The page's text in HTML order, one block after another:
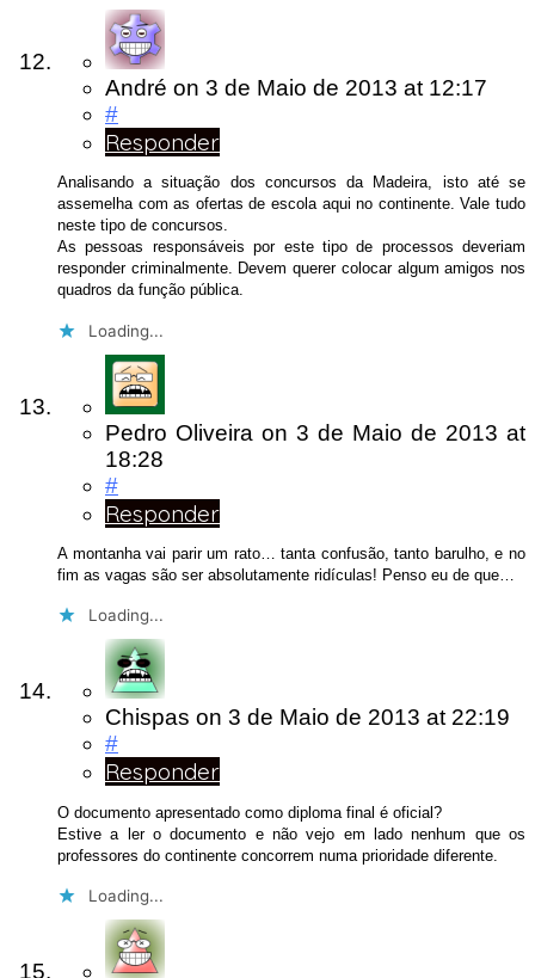
André on 3 de Maio de 2013 at 12:17
#
Responder
Analisando a situação dos concursos da Madeira, isto até se
assemelha com as ofertas de escola aqui no continente. Vale tudo
neste tipo de concursos.
As pessoas responsáveis por este tipo de processos deveriam
responder criminalmente. Devem querer colocar algum amigos nos
quadros da função pública.
Loading...
Pedro Oliveira on 3 de Maio de 2013 at
18:28
#
Responder
A montanha vai parir um rato… tanta confusão, tanto barulho, e no
fim as vagas são ser absolutamente ridículas! Penso eu de que…
Loading...
Chispas on 3 de Maio de 2013 at 22:19
#
Responder
O documento apresentado como diploma final é oficial?
Estive a ler o documento e não vejo em lado nenhum que os
professores do continente concorrem numa prioridade diferente.
Loading...